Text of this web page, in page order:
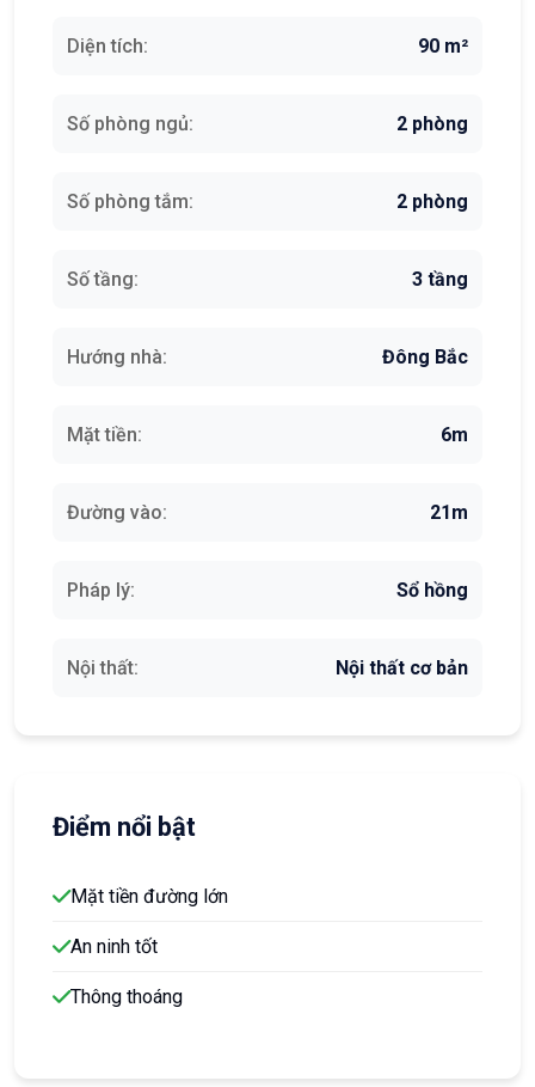
Diện tích: 90 m²
Số phòng ngủ: 2 phòng
Số phòng tắm: 2 phòng
Số tầng: 3 tầng
Hướng nhà: Đông Bắc
Mặt tiền: 6m
Đường vào: 21m
Pháp lý: Sổ hồng
Nội thất: Nội thất cơ bản
Điểm nổi bật
Mặt tiền đường lớn
An ninh tốt
Thông thoáng